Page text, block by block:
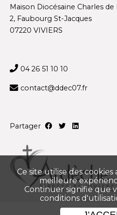
Maison Diocésaine Charles de
2, Faubourg St-Jacques
07220 VIVIERS
04 26 51 10 10
contact@ddec07.fr
Partager
Ce site utilise des
meilleure
Continuer signifie que
conditions